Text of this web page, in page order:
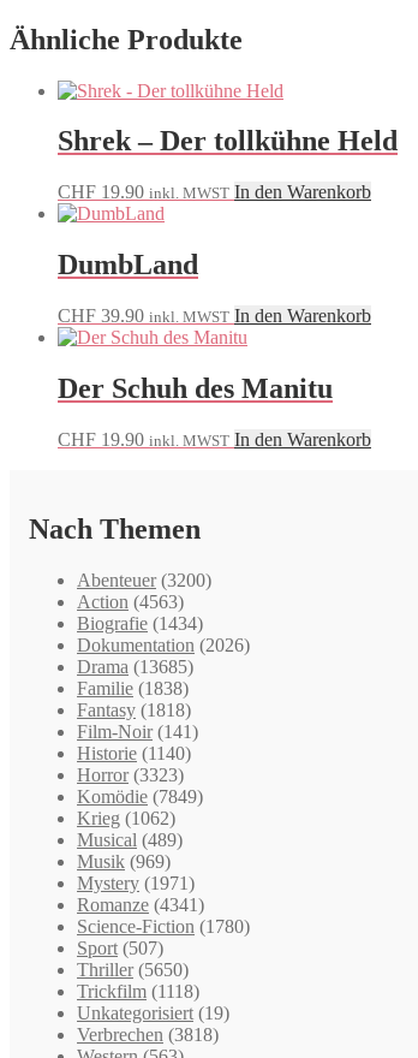
Ähnliche Produkte
Shrek – Der tollkühne Held
CHF 19.90 inkl. MWST In den Warenkorb
DumbLand
CHF 39.90 inkl. MWST In den Warenkorb
Der Schuh des Manitu
CHF 19.90 inkl. MWST In den Warenkorb
Nach Themen
Abenteuer (3200)
Action (4563)
Biografie (1434)
Dokumentation (2026)
Drama (13685)
Familie (1838)
Fantasy (1818)
Film-Noir (141)
Historie (1140)
Horror (3323)
Komödie (7849)
Krieg (1062)
Musical (489)
Musik (969)
Mystery (1971)
Romanze (4341)
Science-Fiction (1780)
Sport (507)
Thriller (5650)
Trickfilm (1118)
Unkategorisiert (19)
Verbrechen (3818)